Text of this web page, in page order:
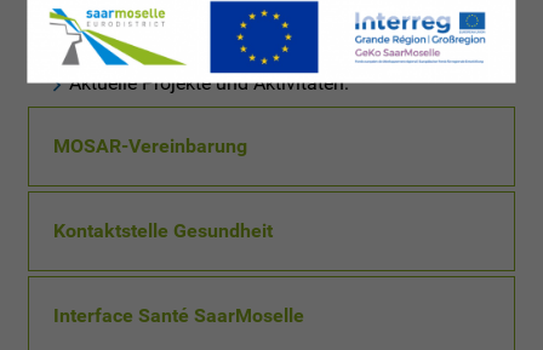
Projekt COSAN (2019-2022)
Aktuelle Projekte und Aktivitäten:
MOSAR-Vereinbarung
Kontaktstelle Gesundheit
Interface Santé SaarMoselle